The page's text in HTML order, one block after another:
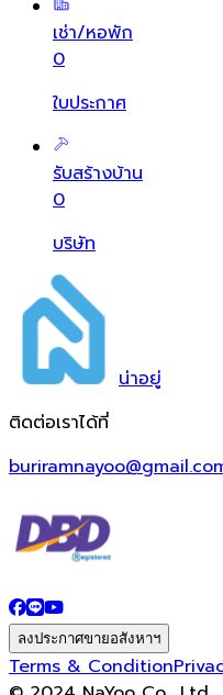
เช่า/หอพัก
0
ใบประกาศ
รับสร้างบ้าน
0
บริษัท
น่าอยู่
ติดต่อเราได้ที่
ลงประกาศขายอสังหาฯ
Terms & Condition